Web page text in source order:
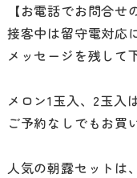
【お電話でお問合せ
接客中は留守電対応
メッセージを残して
メロン1玉入、2玉入
ご予約なしでもお買
人気の朝露セットは